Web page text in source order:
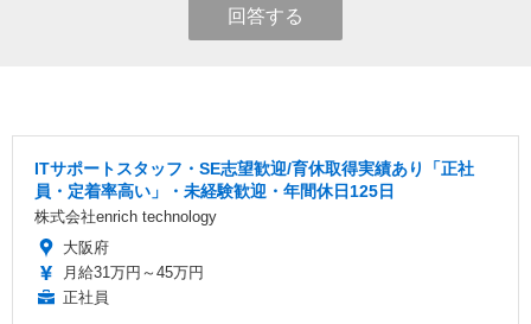
回答する
ITサポートスタッフ・SE志望歓迎/育休取得実績あり「正社
員・定着率高い」・未経験歓迎・年間休日125日
株式会社enrich technology
大阪府
月給31万円～45万円
正社員